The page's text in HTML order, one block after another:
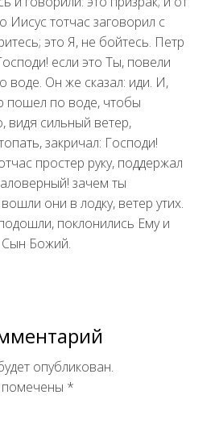
Иисус тотчас заговорил с
это Я, не бойтесь. Петр
если это Ты, повели
воде. Он же сказал: иди. И,
пошел по воде, чтобы
видя сильный ветер,
закричал: Господи!
простер руку, поддержал
зачем ты
они в лодку, ветер утих.
поклонились Ему и
Сын Божий.
опубликован.
*